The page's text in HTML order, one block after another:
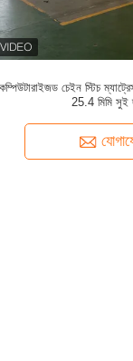
কম্পিউটারাইজড চেইন স্টিচ
25.4 মিমি সুই